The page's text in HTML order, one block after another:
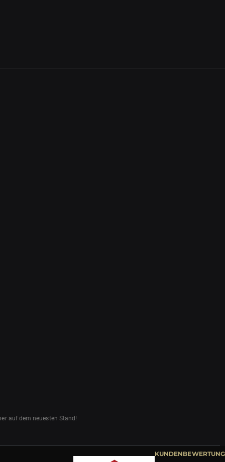
auf dem neuesten Stand!
KUNDENBEWERTUNG